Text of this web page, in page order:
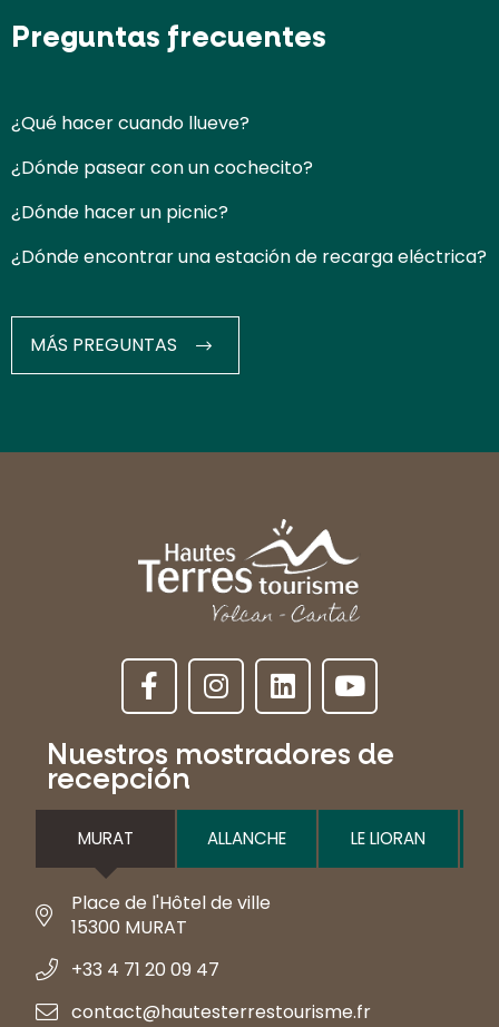
Preguntas frecuentes
¿Qué hacer cuando llueve?
¿Dónde pasear con un cochecito?
¿Dónde hacer un picnic?
¿Dónde encontrar una estación de recarga eléctrica?
MÁS PREGUNTAS
Nuestros mostradores de
recepción
MURAT ALLANCHE LE LIORAN
Place de l'Hôtel de ville
15300 MURAT
+33 4 71 20 09 47
contact@hautesterrestourisme.fr